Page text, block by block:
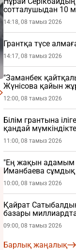
сотталушыдан 10
етті
14:18, 08 тамыз 2026
Грантқа түсе
14:17, 08 тамыз 2026
"Заманбек
Жүнісова қайын
12:00, 08 тамыз 2026
Білім грантына
қандай
11:00, 08 тамыз 2026
"Ең жақын адамым
Иманбаева
10:00, 08 тамыз 2026
Қайрат
базары
09:00, 08 тамыз 2026
Барлық жаңалық